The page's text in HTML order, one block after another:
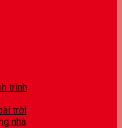
trình
trời
nhà